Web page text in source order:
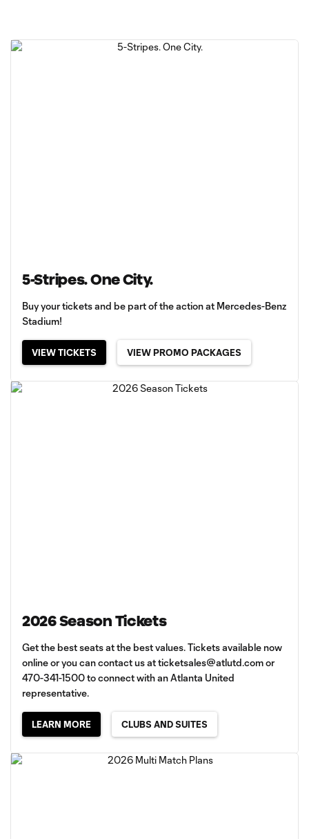
5-Stripes. One City.
Buy your tickets and be part of the action at Mercedes-Benz
Stadium!
VIEW TICKETS VIEW PROMO PACKAGES
2026 Season Tickets
Get the best seats at the best values. Tickets available now
online or you can contact us atticketsales@atlutd.comor
470-341-1500 to connect with an Atlanta United
representative.
LEARN MORE CLUBS AND SUITES